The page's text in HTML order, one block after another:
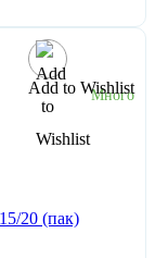
Add to Wishlist
Много
20 (пак)